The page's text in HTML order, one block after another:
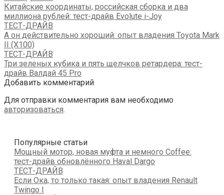
Китайские координаты, российская сборка и два
миллиона рублей: тест-драйв Evolute i-Joy
ТЕСТ-ДРАЙВ
А он действительно хороший: опыт владения Toyota Mark
II (Х100)
ТЕСТ-ДРАЙВ
Три зеленых кубика и пять щелчков ретардера: тест-
драйв Валдай 45 Pro
Добавить комментарий
Для отправки комментария вам необходимо
авторизоваться.
Популярные статьи
Мощный мотор, новая муфта и немного Coffee:
тест-драйв обновлённого Haval Dargo
ТЕСТ-ДРАЙВ
Если Ока, то только такая: опыт владения Renault
Twingo I